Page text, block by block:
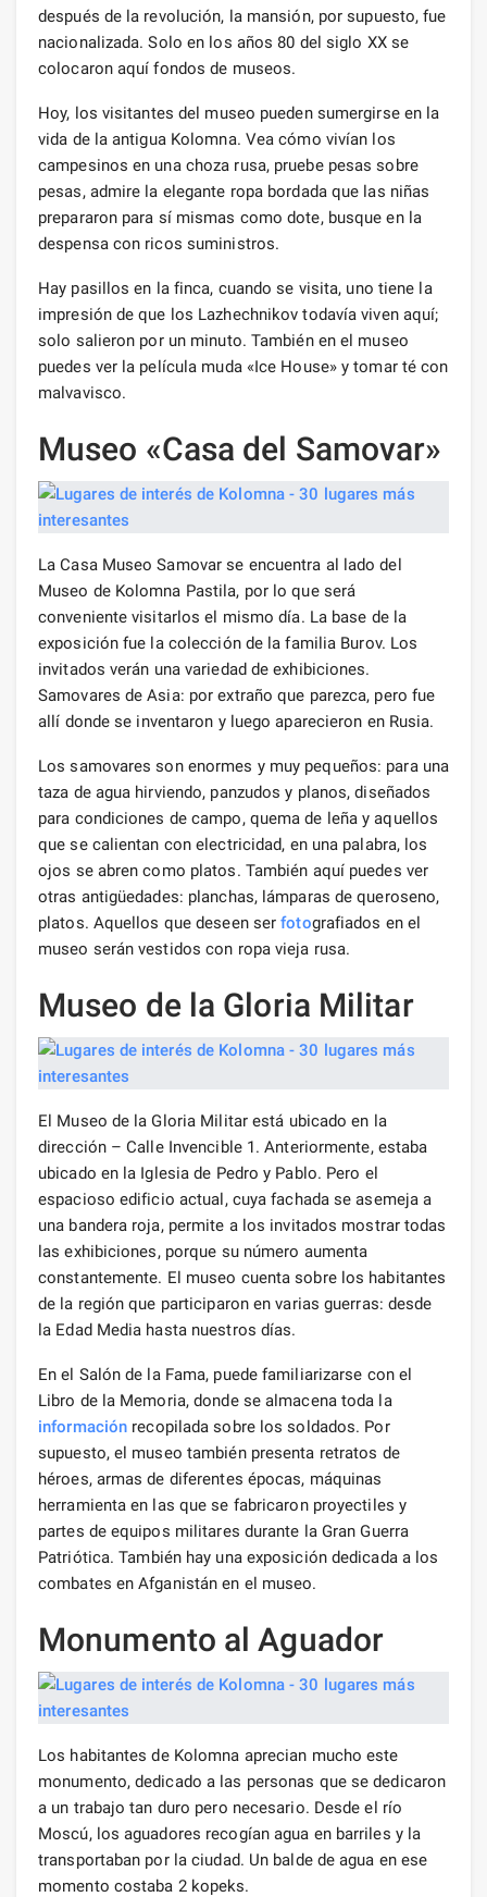
después de la revolución, la mansión, por supuesto, fue
nacionalizada. Solo en los años 80 del siglo XX se
colocaron aquí fondos de museos.
Hoy, los visitantes del museo pueden sumergirse en la
vida de la antigua Kolomna. Vea cómo vivían los
campesinos en una choza rusa, pruebe pesas sobre
pesas, admire la elegante ropa bordada que las niñas
prepararon para sí mismas como dote, busque en la
despensa con ricos suministros.
Hay pasillos en la finca, cuando se visita, uno tiene la
impresión de que los Lazhechnikov todavía viven aquí;
solo salieron por un minuto. También en el museo
puedes ver la película muda «Ice House» y tomar té con
malvavisco.
Museo «Casa del Samovar»
La Casa Museo Samovar se encuentra al lado del
Museo de Kolomna Pastila, por lo que será
conveniente visitarlos el mismo día. La base de la
exposición fue la colección de la familia Burov. Los
invitados verán una variedad de exhibiciones.
Samovares de Asia: por extraño que parezca, pero fue
allí donde se inventaron y luego aparecieron en Rusia.
Los samovares son enormes y muy pequeños: para una
taza de agua hirviendo, panzudos y planos, diseñados
para condiciones de campo, quema de leña y aquellos
que se calientan con electricidad, en una palabra, los
ojos se abren como platos. También aquí puedes ver
otras antigüedades: planchas, lámparas de queroseno,
platos. Aquellos que deseen serfotografiados en el
museo serán vestidos con ropa vieja rusa.
Museo de la Gloria Militar
El Museo de la Gloria Militar está ubicado en la
dirección – Calle Invencible 1. Anteriormente, estaba
ubicado en la Iglesia de Pedro y Pablo. Pero el
espacioso edificio actual, cuya fachada se asemeja a
una bandera roja, permite a los invitados mostrar todas
las exhibiciones, porque su número aumenta
constantemente. El museo cuenta sobre los habitantes
de la región que participaron en varias guerras: desde
la Edad Media hasta nuestros días.
En el Salón de la Fama, puede familiarizarse con el
Libro de la Memoria, donde se almacena toda la
información recopilada sobre los soldados. Por
supuesto, el museo también presenta retratos de
héroes, armas de diferentes épocas, máquinas
herramienta en las que se fabricaron proyectiles y
partes de equipos militares durante la Gran Guerra
Patriótica. También hay una exposición dedicada a los
combates en Afganistán en el museo.
Monumento al Aguador
Los habitantes de Kolomna aprecian mucho este
monumento, dedicado a las personas que se dedicaron
a un trabajo tan duro pero necesario. Desde el río
Moscú, los aguadores recogían agua en barriles y la
transportaban por la ciudad. Un balde de agua en ese
momento costaba 2 kopeks.